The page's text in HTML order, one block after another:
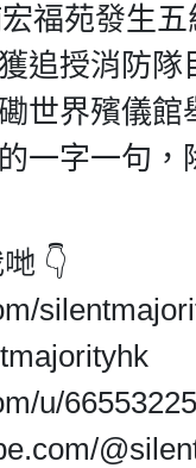
福苑發生
追授消防
世界殯儀
一字一句
👇
u/